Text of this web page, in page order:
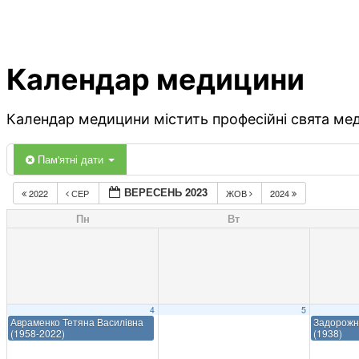
Календар медицини
Календар медицини містить професійні свята
Пам'ятні дати
2022 СЕР ВЕРЕСЕНЬ 2023 ЖОВ 2024
Пн Вт
4
Авраменко Тетяна Василівна
(1958-2022)
5
(1938)